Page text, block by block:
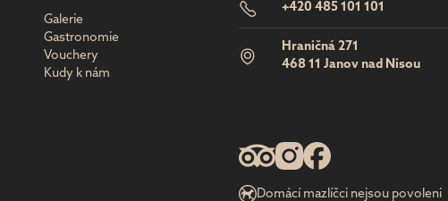
Galerie
Gastronomie
Vouchery
Kudy k nám
+420 485 101 101
Hraničná 271
468 11 Janov nad Nisou
Domácí mazlíčci nejsou povoleni